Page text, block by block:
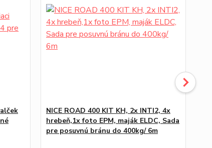
NICE ROAD 400 KIT KH, 2x INTI2, 4x
hrebeň,1x foto EPM, maják ELDC, Sada
pre posuvnú bránu do 400kg/ 6m